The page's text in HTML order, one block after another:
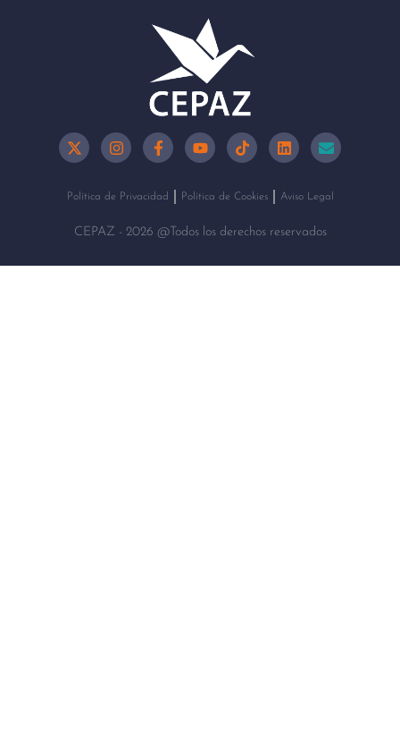
Política de Privacidad Política de Cookies Aviso Legal
CEPAZ - 2026 @Todos los derechos reservados